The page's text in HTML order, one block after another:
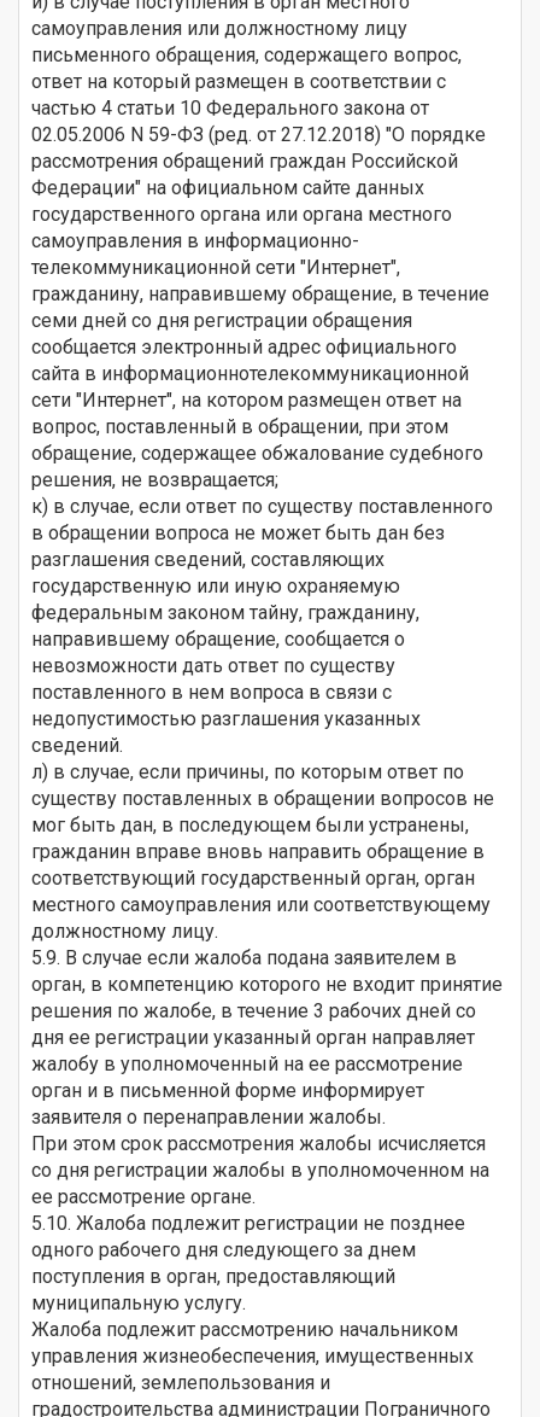
самоуправления или должностному лицу
письменного обращения, содержащего вопрос,
ответ на который размещен в соответствии с
частью 4 статьи 10 Федерального закона от
02.05.2006 N 59-ФЗ (ред. от 27.12.2018) "О порядке
рассмотрения обращений граждан Российской
Федерации" на официальном сайте данных
государственного органа или органа местного
самоуправления в информационно-
телекоммуникационной сети "Интернет",
гражданину, направившему обращение, в течение
семи дней со дня регистрации обращения
сообщается электронный адрес официального
сайта в информационнотелекоммуникационной
сети "Интернет", на котором размещен ответ на
вопрос, поставленный в обращении, при этом
обращение, содержащее обжалование судебного
решения, не возвращается;
к) в случае, если ответ по существу поставленного
в обращении вопроса не может быть дан без
разглашения сведений, составляющих
государственную или иную охраняемую
федеральным законом тайну, гражданину,
направившему обращение, сообщается о
невозможности дать ответ по существу
поставленного в нем вопроса в связи с
недопустимостью разглашения указанных
сведений.
л) в случае, если причины, по которым ответ по
существу поставленных в обращении вопросов не
мог быть дан, в последующем были устранены,
гражданин вправе вновь направить обращение в
соответствующий государственный орган, орган
местного самоуправления или соответствующему
должностному лицу.
5.9. В случае если жалоба подана заявителем в
орган, в компетенцию которого не входит принятие
решения по жалобе, в течение 3 рабочих дней со
дня ее регистрации указанный орган направляет
жалобу в уполномоченный на ее рассмотрение
орган и в письменной форме информирует
заявителя о перенаправлении жалобы.
При этом срок рассмотрения жалобы исчисляется
со дня регистрации жалобы в уполномоченном на
ее рассмотрение органе.
5.10. Жалоба подлежит регистрации не позднее
одного рабочего дня следующего за днем
поступления в орган, предоставляющий
муниципальную услугу.
Жалоба подлежит рассмотрению начальником
управления жизнеобеспечения, имущественных
отношений, землепользования и
градостроительства администрации Пограничного